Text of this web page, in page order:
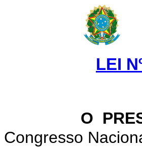
LEI
O
Congresso